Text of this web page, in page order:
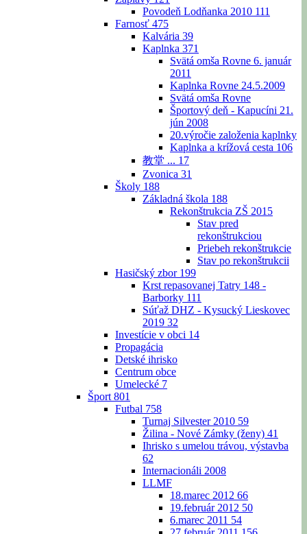
Povodeň Lodňanka 2010 111
Farnosť 475
Kalvária 39
Kaplnka 371
Svätá omša Rovne 6. január
2011
Kaplnka Rovne 24.5.2009
Svätá omša Rovne
Športový deň - Kapucíni 21.
jún 2008
20.výročie založenia kaplnky
Kaplnka a krížová cesta 106
教堂 ... 17
Zvonica 31
Školy 188
Základná škola 188
Rekonštrukcia ZŠ 2015
Stav pred
rekonštrukciou
Priebeh rekonštrukcie
Stav po rekonštrukcii
Hasičský zbor 199
Krst repasovanej Tatry 148 -
Barborky 111
Súťaž DHZ - Kysucký Lieskovec
2019 32
Investície v obci 14
Propagácia
Detské ihrisko
Centrum obce
Umelecké 7
Šport 801
Futbal 758
Turnaj Silvester 2010 59
Žilina - Nové Zámky (ženy) 41
Ihrisko s umelou trávou, výstavba
62
Internacionáli 2008
LLMF
18.marec 2012 66
19.február 2012 50
6.marec 2011 54